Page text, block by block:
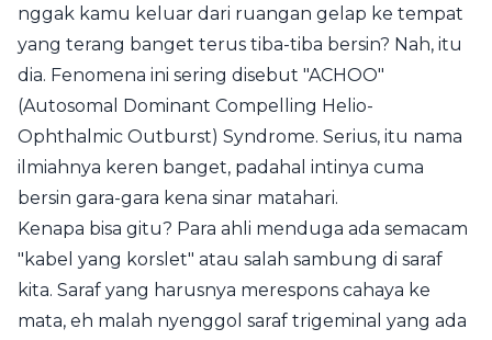
nggak kamu keluar dari ruangan gelap ke tempat
yang terang banget terus tiba-tiba bersin? Nah, itu
dia. Fenomena ini sering disebut "ACHOO"
(Autosomal Dominant Compelling Helio-
Ophthalmic Outburst) Syndrome. Serius, itu nama
ilmiahnya keren banget, padahal intinya cuma
bersin gara-gara kena sinar matahari.
Kenapa bisa gitu? Para ahli menduga ada semacam
"kabel yang korslet" atau salah sambung di saraf
kita. Saraf yang harusnya merespons cahaya ke
mata, eh malah nyenggol saraf trigeminal yang ada